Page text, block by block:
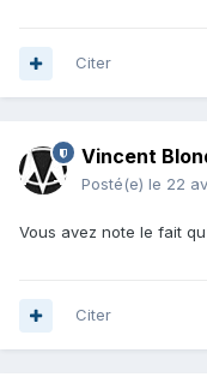
Citer
Vincent
Posté(e) le 22
Vous avez note le fait
Citer